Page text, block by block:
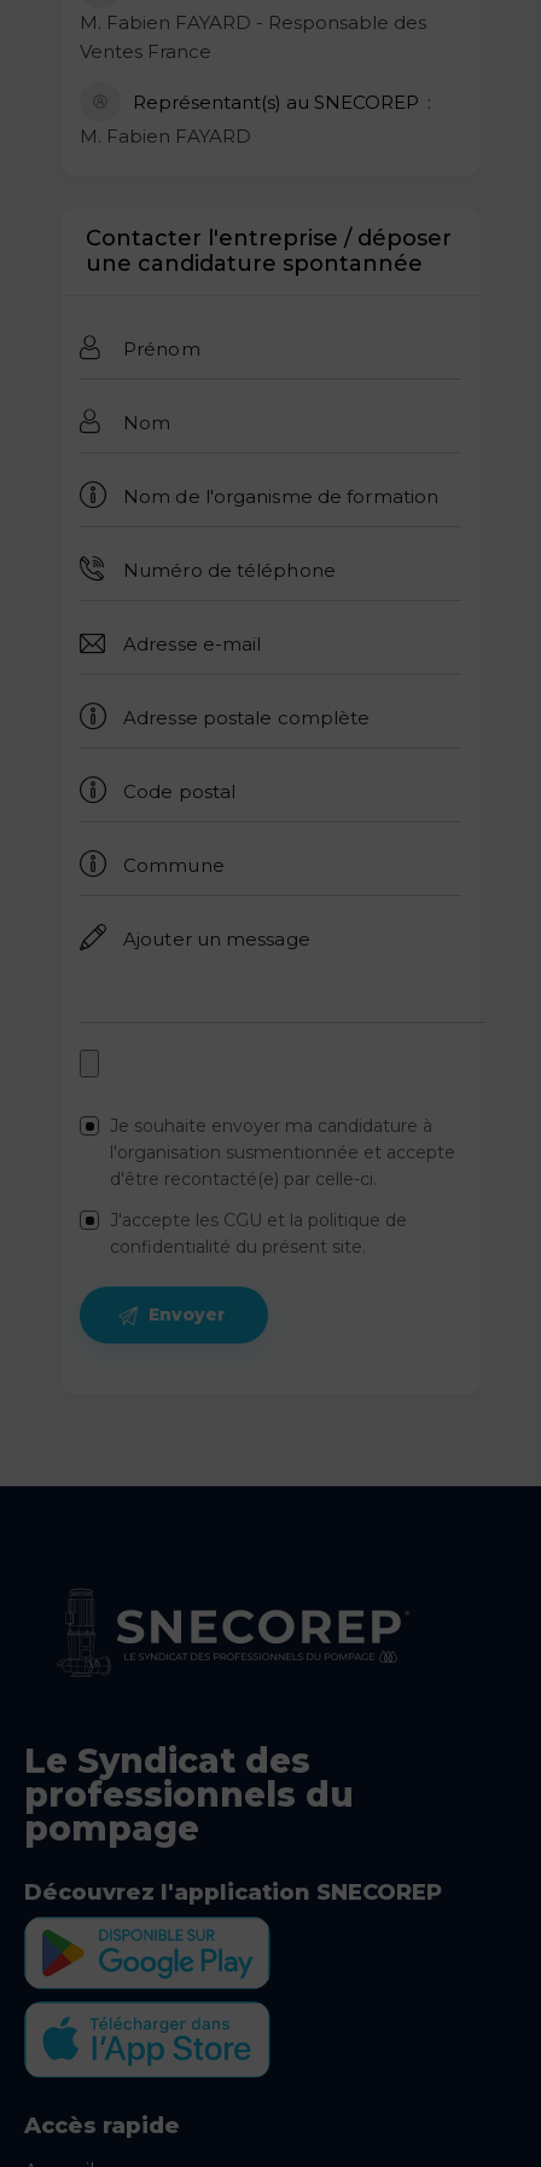
M. Fabien FAYARD - Responsable des
Ventes France
Représentant(s) au SNECOREP
M. Fabien FAYARD
Contacter l'entreprise / déposer
une candidature spontannée
Je souhaite envoyer ma candidature à
l'organisation susmentionnée et accepte
d'être recontacté(e) par celle-ci.
J'accepte les CGU et la politique de
confidentialité du présent site.
Le Syndicat des
professionnels du
pompage
Découvrez l'application SNECOREP
Accès rapide